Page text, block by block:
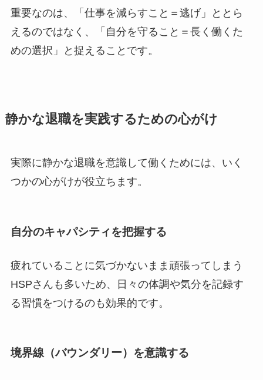
重要なのは、「仕事を減らすこと＝逃げ」ととら
えるのではなく、「自分を守ること＝長く働くた
めの選択」と捉えることです。
静かな退職を実践するための心がけ
実際に静かな退職を意識して働くためには、いく
つかの心がけが役立ちます。
自分のキャパシティを把握する
疲れていることに気づかないまま頑張ってしまう
HSPさんも多いため、日々の体調や気分を記録す
る習慣をつけるのも効果的です。
境界線（バウンダリー）を意識する